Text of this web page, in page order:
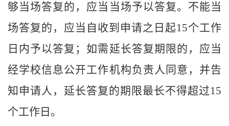
够当场答复的，应当当场予以答复。不能当
场答复的，应当自收到申请之日起15个工作
日内予以答复；如需延长答复期限的，应当
经学校信息公开工作机构负责人同意，并告
知申请人，延长答复的期限最长不得超过15
个工作日。